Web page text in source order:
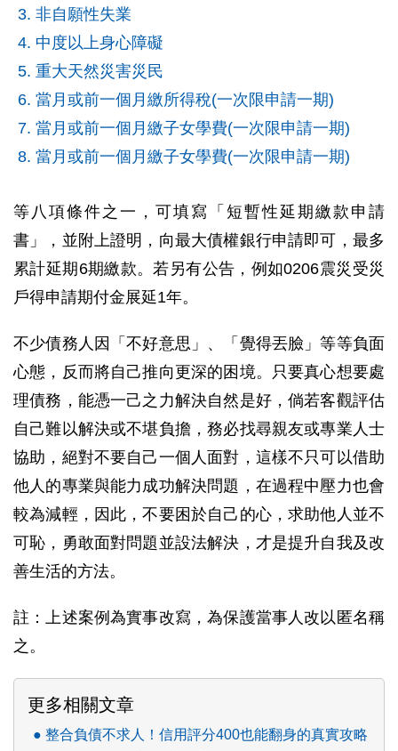
非自願性失業
中度以上身心障礙
重大天然災害災民
當月或前一個月繳所得稅(一次限申請一期)
當月或前一個月繳子女學費(一次限申請一期)
當月或前一個月繳子女學費(一次限申請一期)
等八項條件之一，可填寫「短暫性延期繳款申請
書」，並附上證明，向最大債權銀行申請即可，最多
累計延期6期繳款。若另有公告，例如0206震災受災
戶得申請期付金展延1年。
不少債務人因「不好意思」、「覺得丟臉」等等負面
心態，反而將自己推向更深的困境。只要真心想要處
理債務，能憑一己之力解決自然是好，倘若客觀評估
自己難以解決或不堪負擔，務必找尋親友或專業人士
協助，絕對不要自己一個人面對，這樣不只可以借助
他人的專業與能力成功解決問題，在過程中壓力也會
較為減輕，因此，不要困於自己的心，求助他人並不
可恥，勇敢面對問題並設法解決，才是提升自我及改
善生活的方法。
註：上述案例為實事改寫，為保護當事人改以匿名稱
之。
更多相關文章
整合負債不求人！信用評分400也能翻身的真實攻略